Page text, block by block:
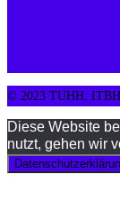
© 2023 TUHH, ITBH
Diese Website
nutzt, gehen wir